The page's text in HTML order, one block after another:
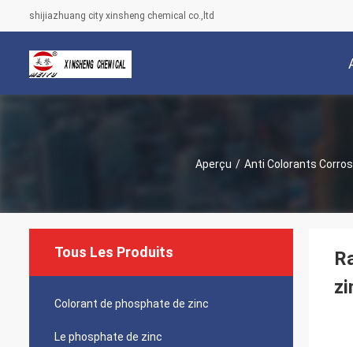
shijiazhuang city xinsheng chemical co.,ltd
Aperçu / Anti Colorants
Tous Les Produits
Colorant de phosphate de zinc
Le phosphate de zinc